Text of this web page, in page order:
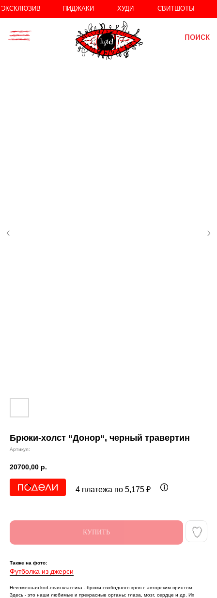
////
ЭКСКЛЮЗИВ ПИДЖАКИ ХУДИ СВИТШОТЫ
Брюки-холст “Донор“, черный травертин
Артикул:
20700,00 р.
4 платежа по 5,175 ₽
КУПИТЬ
Также на фото:
Футболка из джерси
Неизменная kоd-овая классика - брюки свободного кроя с авторским принтом.
Здесь - это наши любимые и прекрасные органы: глаза, мозг, сердце и др. Их